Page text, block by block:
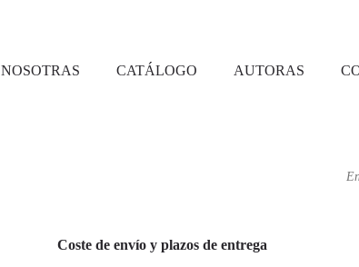
NOSOTRAS CATÁLOGO AUTORAS
Coste de envío y plazos de entrega